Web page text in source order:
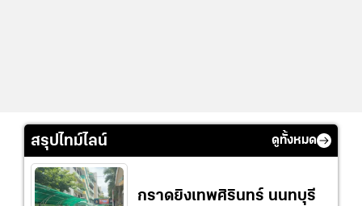
สรุปไทม์ไลน์ ดูทั้งหมด
กราดยิงเทพศิรินทร์ นนทบุรี